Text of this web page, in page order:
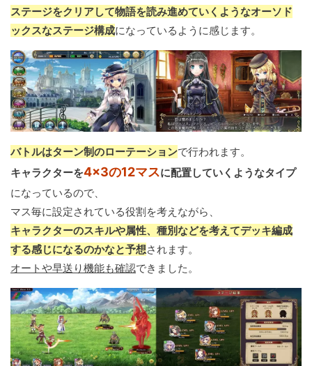
ステージをクリアして物語を読み進めていくようなオーソド
ックスなステージ構成になっているように感じます。
バトルはターン制のローテーションで行われます。
キャラクターを4×3の12マスに配置していくようなタイプ
になっているので、
マス毎に設定されている役割を考えながら、
キャラクターのスキルや属性、種別などを考えてデッキ編成
する感じになるのかなと予想されます。
オートや早送り機能も確認できました。